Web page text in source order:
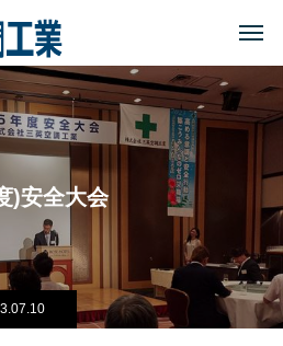
トップページ
会社を知る
)安全大会